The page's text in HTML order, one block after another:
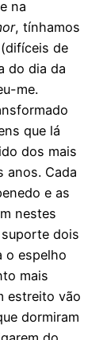
na
, tínhamos
de
do dia da
me.
que lá
dos mais
anos. Cada
e as
nestes
dois
o espelho
mais
estreito vão
dormiram